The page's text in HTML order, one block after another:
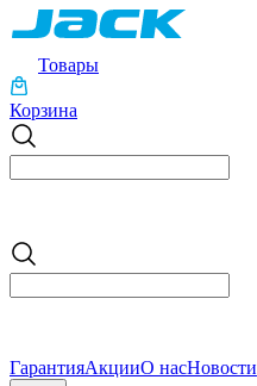
Товары
Корзина
ГарантияАкцииО насНовости